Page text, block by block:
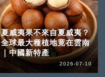
夏威夷果不來自夏威夷？
全球最大種植地竟在雲南
｜中國新特產
2026-07-10